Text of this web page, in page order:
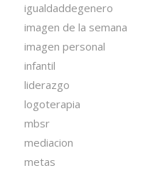
igualdaddegenero
imagen de la semana
imagen personal
infantil
liderazgo
logoterapia
mbsr
mediacion
metas